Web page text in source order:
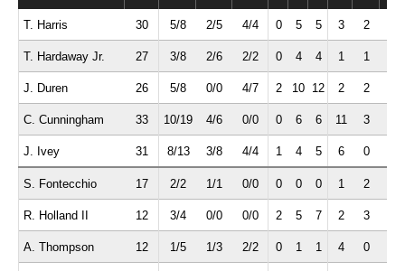
T. Harris 30 5/8 2/5 4/4 0 5 5 3 2
T. Hardaway Jr. 27 3/8 2/6 2/2 0 4 4 1 1
J. Duren 26 5/8 0/0 4/7 2 10 12 2 2
C. Cunningham 33 10/19 4/6 0/0 0 6 6 11 3
J. Ivey 31 8/13 3/8 4/4 1 4 5 6 0
S. Fontecchio 17 2/2 1/1 0/0 0 0 0 1 2
R. Holland II 12 3/4 0/0 0/0 2 5 7 2 3
A. Thompson 12 1/5 1/3 2/2 0 1 1 4 0